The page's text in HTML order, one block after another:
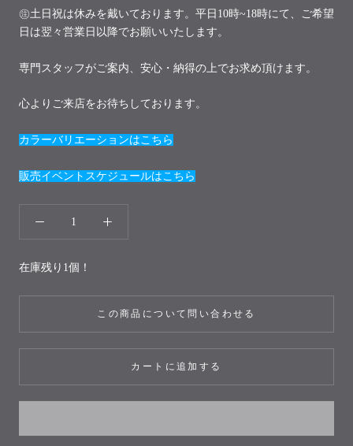
㊟土日祝は休みを戴いております。平日10時~18時にて、ご希望
日は翌々営業日以降でお願いいたします。
専門スタッフがご案内、安心・納得の上でお求め頂けます。
心よりご来店をお待ちしております。
カラーバリエーションはこちら
販売イベントスケジュールはこちら
在庫残り1個！
この商品について問い合わせる
カートに追加する